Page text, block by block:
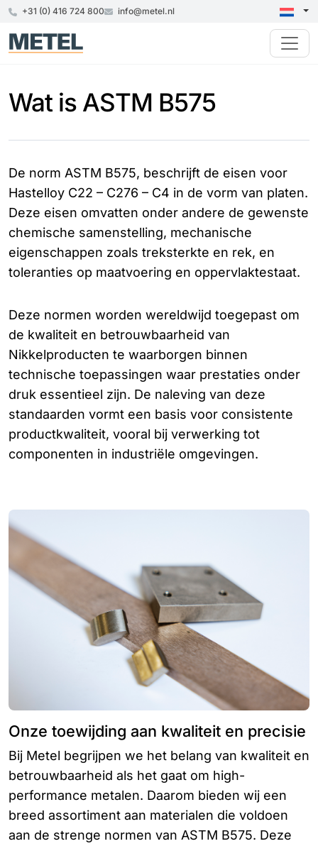
+31 (0) 416 724 800 info@metel.nl
Wat is ASTM B575
De norm ASTM B575, beschrijft de eisen voor
Hastelloy C22 – C276 – C4 in de vorm van platen.
Deze eisen omvatten onder andere de gewenste
chemische samenstelling, mechanische
eigenschappen zoals treksterkte en rek, en
toleranties op maatvoering en oppervlaktestaat.
Deze normen worden wereldwijd toegepast om
de kwaliteit en betrouwbaarheid van
Nikkelproducten te waarborgen binnen
technische toepassingen waar prestaties onder
druk essentieel zijn. De naleving van deze
standaarden vormt een basis voor consistente
productkwaliteit, vooral bij verwerking tot
componenten in industriële omgevingen.
Onze toewijding aan kwaliteit en precisie
Bij Metel begrijpen we het belang van kwaliteit en
betrouwbaarheid als het gaat om high-
performance metalen. Daarom bieden wij een
breed assortiment aan materialen die voldoen
aan de strenge normen van ASTM B575. Deze